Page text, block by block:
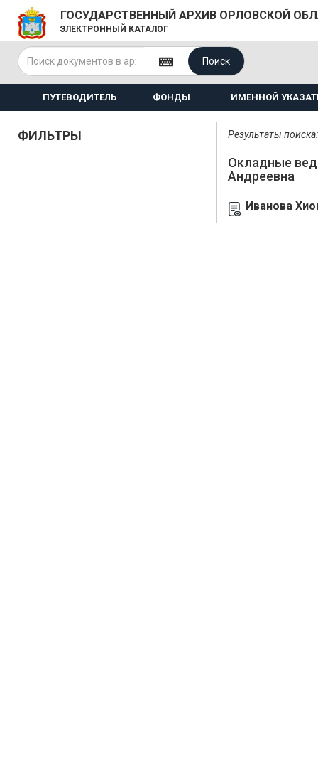
ГОСУДАРСТВЕННЫЙ АРХИВ ОРЛОВСКОЙ
ЭЛЕКТРОННЫЙ КАТАЛОГ
Поиск
ПУТЕВОДИТЕЛЬ ФОНДЫ ИМЕННОЙ
ФИЛЬТРЫ Результаты
Окладные
Андреевна
Иванова